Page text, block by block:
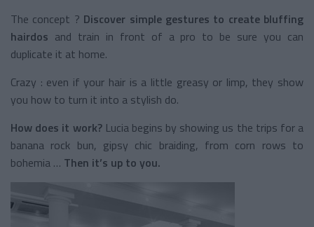
The concept ? Discover simple gestures to create bluffing
hairdos and train in front of a pro to be sure you can
duplicate it at home.
Crazy : even if your hair is a little greasy or limp, they show
you how to turn it into a stylish do.
How does it work?Lucia begins by showing us the trips for a
banana rock bun, gipsy chic braiding, from corn rows to
bohemia … Then it’s up to you.